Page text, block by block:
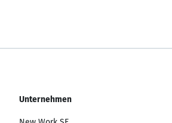
Unternehmen